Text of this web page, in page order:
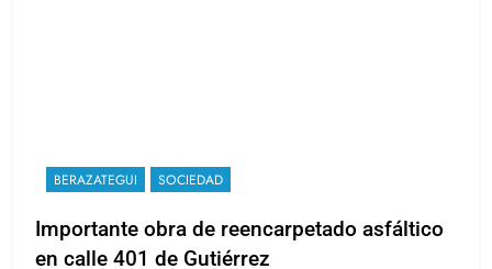
BERAZATEGUI SOCIEDAD
Importante obra de reencarpetado asfáltico
en calle 401 de Gutiérrez